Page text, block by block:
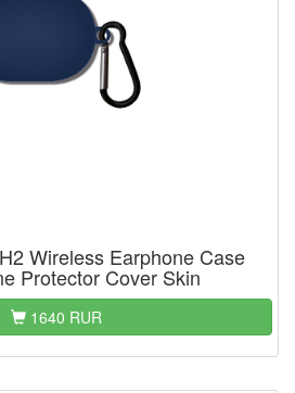
Wireless Earphone Case
Protector Cover Skin
1640 RUR